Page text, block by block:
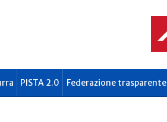
PISTA 2.0 Federazione trasparente